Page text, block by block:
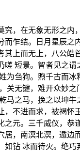
，在无象无形之
乍结。日月星辰
上而无上，八公
短景。智者见之
刍狗。煦千古而
无键，难开众妙
之马，挽之以坤
不进而求，被褐
元。三千威仪，
，南溟北溟，遁
钻 冰而待火。绝